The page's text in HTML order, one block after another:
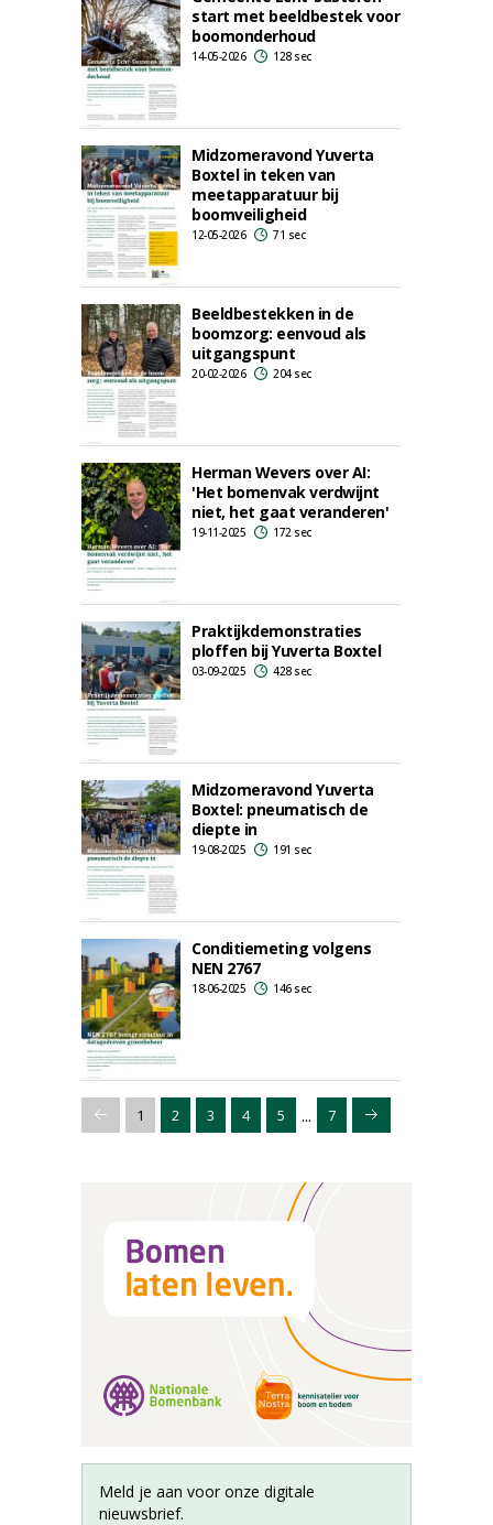
start met beeldbestek voor
boomonderhoud
14-05-2026 128 sec
Midzomeravond Yuverta
Boxtel in teken van
meetapparatuur bij
boomveiligheid
12-05-2026 71 sec
Beeldbestekken in de
boomzorg: eenvoud als
uitgangspunt
20-02-2026 204 sec
Herman Wevers over AI:
'Het bomenvak verdwijnt
niet, het gaat veranderen'
19-11-2025 172 sec
Praktijkdemonstraties
ploffen bij Yuverta Boxtel
03-09-2025 428 sec
Midzomeravond Yuverta
Boxtel: pneumatisch de
diepte in
19-08-2025 191 sec
Conditiemeting volgens
NEN 2767
18-06-2025 146 sec
1 2 3 4 5 ... 7
Meld je aan voor onze digitale
nieuwsbrief.